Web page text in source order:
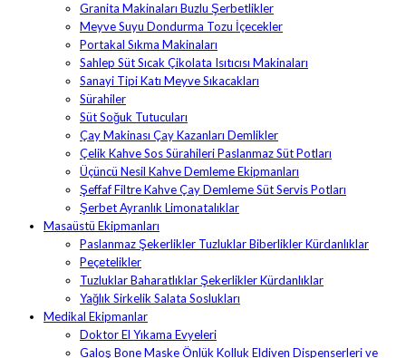
Granita Makinaları Buzlu Şerbetlikler
Meyve Suyu Dondurma Tozu İçecekler
Portakal Sıkma Makinaları
Sahlep Süt Sıcak Çikolata Isıtıcısı Makinaları
Sanayi Tipi Katı Meyve Sıkacakları
Sürahiler
Süt Soğuk Tutucuları
Çay Makinası Çay Kazanları Demlikler
Çelik Kahve Sos Sürahileri Paslanmaz Süt Potları
Üçüncü Nesil Kahve Demleme Ekipmanları
Şeffaf Filtre Kahve Çay Demleme Süt Servis Potları
Şerbet Ayranlık Limonatalıklar
Masaüstü Ekipmanları
Paslanmaz Şekerlikler Tuzluklar Biberlikler Kürdanlıklar
Peçetelikler
Tuzluklar Baharatlıklar Şekerlikler Kürdanlıklar
Yağlık Sirkelik Salata Soslukları
Medikal Ekipmanlar
Doktor El Yıkama Evyeleri
Galoş Bone Maske Önlük Kolluk Eldiven Dispenserleri ve